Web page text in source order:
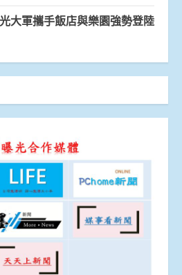
大軍攜手飯店與樂園強勢登陸